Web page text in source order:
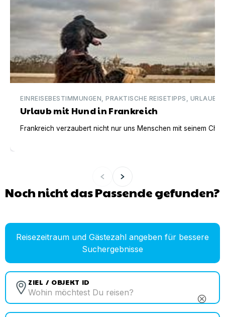
EINREISEBESTIMMUNGEN, PRAKTISCHE REISETIPPS,
Urlaub mit Hund in Frankreich
Frankreich verzaubert nicht nur uns Menschen mit seinem
Noch nicht das Passende gefunden?
Reisezeitraum und Gästezahl angeben für bessere
Suchergebnisse
ZIEL / OBJEKT ID
cancel